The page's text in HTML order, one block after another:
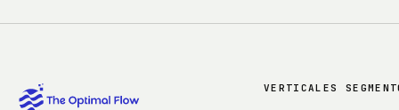
VERTICALES